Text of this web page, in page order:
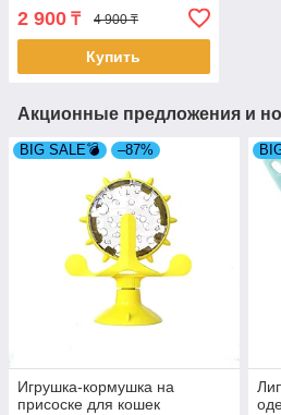
2 900 ₸ 4 900 ₸
Купить
Акционные предложения и
BIG SALE💣 –87%
Игрушка-кормушка на
присоске для кошек